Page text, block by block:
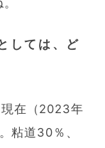
しては、ど
在（2023年
粘道30％、